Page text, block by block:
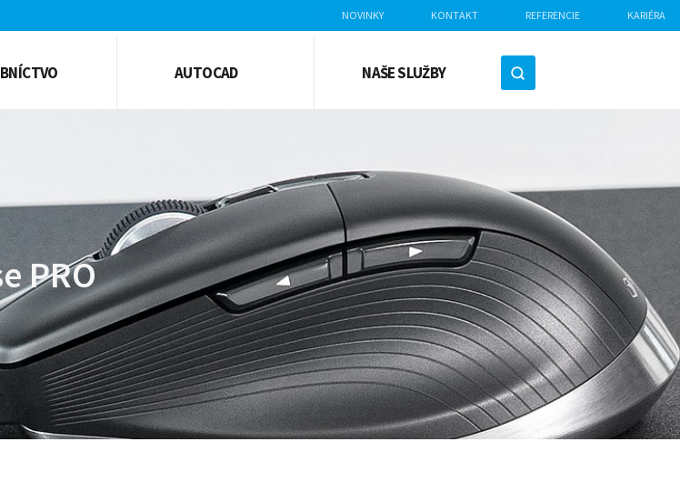
NOVINKY KONTAKT REFERENCIE KARIÉRA
AUTOCAD NAŠE SLUŽBY
PRO